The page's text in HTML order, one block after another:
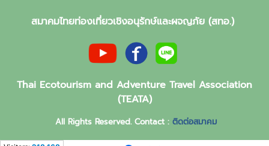
สมาคมไทยท่องเที่ยวเชิงอนุรักษ์และผจญภัย (สทอ.)
Thai Ecotourism and Adventure Travel Association
(TEATA)
All Rights Reserved. Contact : ติดต่อสมาคม